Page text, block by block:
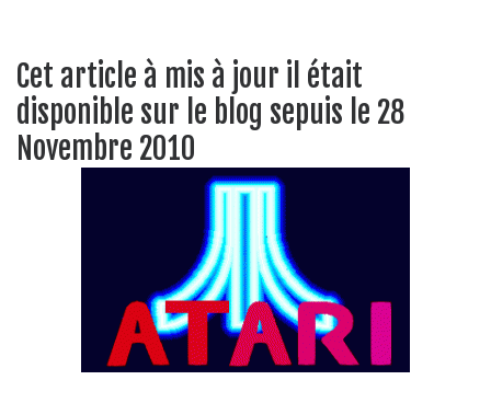
Cet article à mis à jour il était
disponible sur le blog sepuis le 28
Novembre 2010